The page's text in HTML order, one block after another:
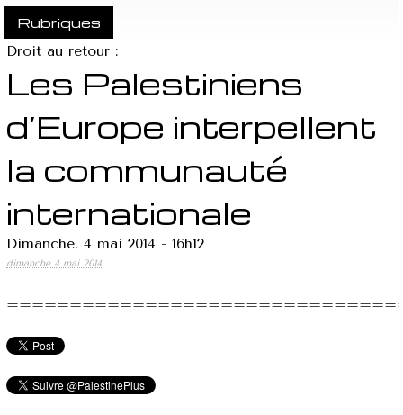
Rubriques
Droit au retour :
Les Palestiniens
d’Europe interpellent
la communauté
internationale
Dimanche, 4 mai 2014 - 16h12
dimanche 4 mai 2014